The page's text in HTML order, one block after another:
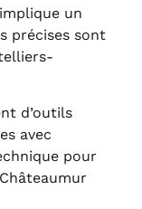
un
précises sont
d’outils
avec
pour